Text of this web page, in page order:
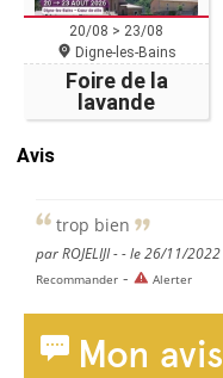
20/08 > 23/08
Digne-les-Bains
Foire de la
lavande
Avis
trop bien
par ROJELIJI - - le 26/11/2022
Recommander - Alerter
Mon avis